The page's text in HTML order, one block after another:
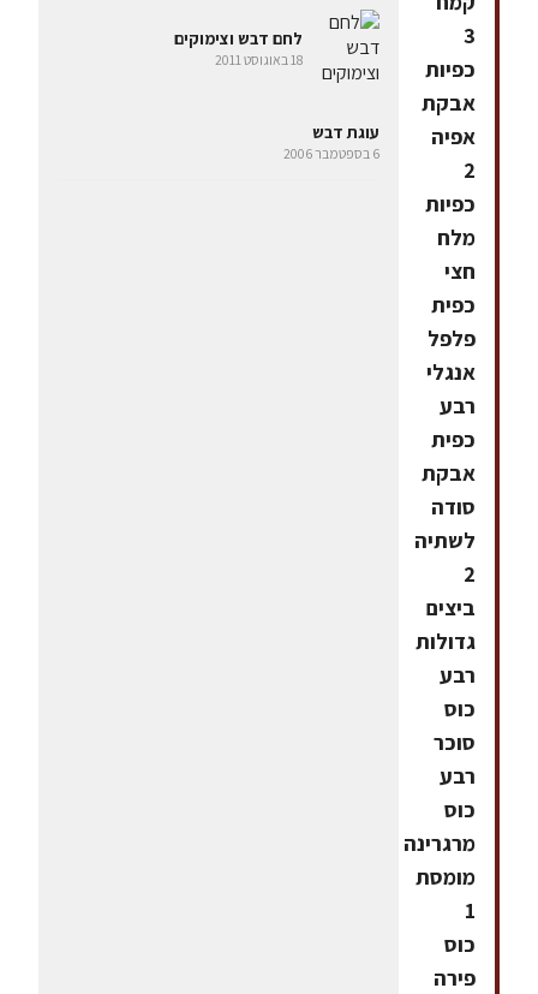
3
כפיות
אבקת
אפיה
2
כפיות
מלח
חצי
כפית
פלפל
אנגלי
רבע
כפית
אבקת
סודה
לשתיה
2
ביצים
גדולות
רבע
כוס
סוכר
רבע
כוס
מרגרינה
מומסת
1
כוס
פירה
לחם דבש וצימוקים
18 באוגוסט 2011
עוגת דבש
6 בספטמבר 2006